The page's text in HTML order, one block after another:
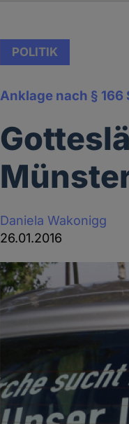
POLITIK
Anklage nach § 166
Daniela Wakonigg
26.01.2016